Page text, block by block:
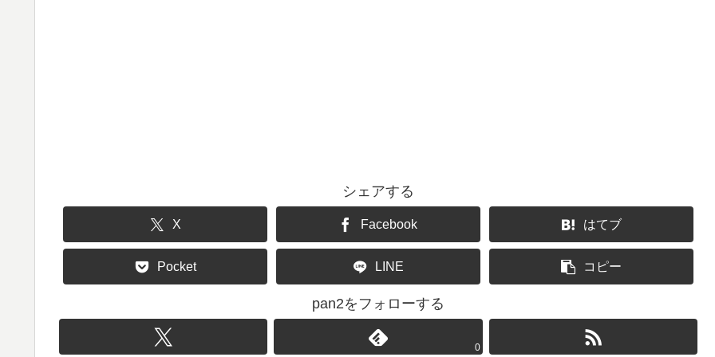
シェアする
X Facebook はてブ
Pocket LINE コピー
pan2をフォローする
0